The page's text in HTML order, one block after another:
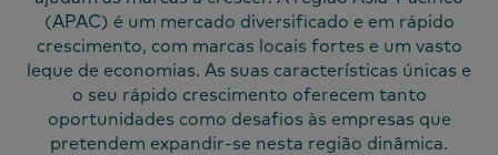
(APAC) é um mercado diversificado e em rápido
crescimento, com marcas locais fortes e um vasto
leque de economias. As suas características únicas e
o seu rápido crescimento oferecem tanto
oportunidades como desafios às empresas que
pretendem expandir-se nesta região dinâmica.